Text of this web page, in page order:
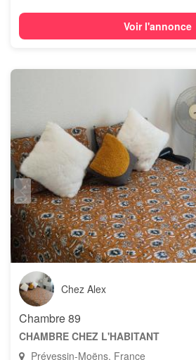
Voir l'annonce
Chez Alex
Chambre 89
CHAMBRE CHEZ L'HABITANT
Prévessin-Moëns, France